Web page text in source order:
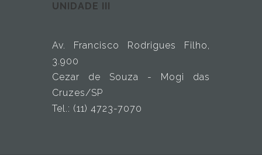
UNIDADE III
Av. Francisco Rodrigues Filho,
3.900
Cezar de Souza - Mogi das
Cruzes/SP
Tel.: (11) 4723-7070